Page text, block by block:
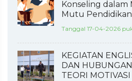
Konseling
Mutu Pendidikan
Tanggal 17-04-2026
KEGIATAN
DAN
TEORI MOTIVASI